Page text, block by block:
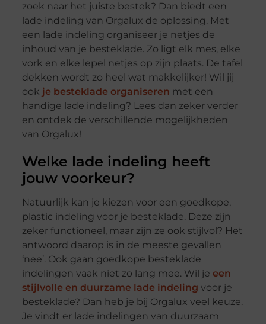
zoek naar het juiste bestek? Dan biedt een
lade indeling van Orgalux de oplossing. Met
een lade indeling organiseer je netjes de
inhoud van je besteklade. Zo ligt elk mes, elke
vork en elke lepel netjes op zijn plaats. De tafel
dekken wordt zo heel wat makkelijker! Wil jij
ook je besteklade organiseren met een
handige lade indeling? Lees dan zeker verder
en ontdek de verschillende mogelijkheden
van Orgalux!
Welke lade indeling heeft
jouw voorkeur?
Natuurlijk kan je kiezen voor een goedkope,
plastic indeling voor je besteklade. Deze zijn
zeker functioneel, maar zijn ze ook stijlvol? Het
antwoord daarop is in de meeste gevallen
‘nee’. Ook gaan goedkope besteklade
indelingen vaak niet zo lang mee. Wil je een
stijlvolle en duurzame lade indeling voor je
besteklade? Dan heb je bij Orgalux veel keuze.
Je vindt er lade indelingen van duurzaam